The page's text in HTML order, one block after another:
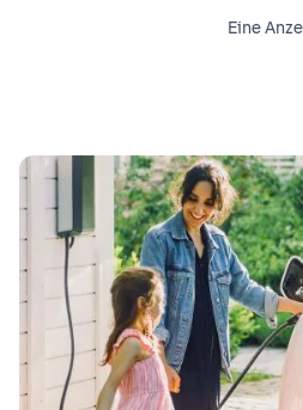
Eine